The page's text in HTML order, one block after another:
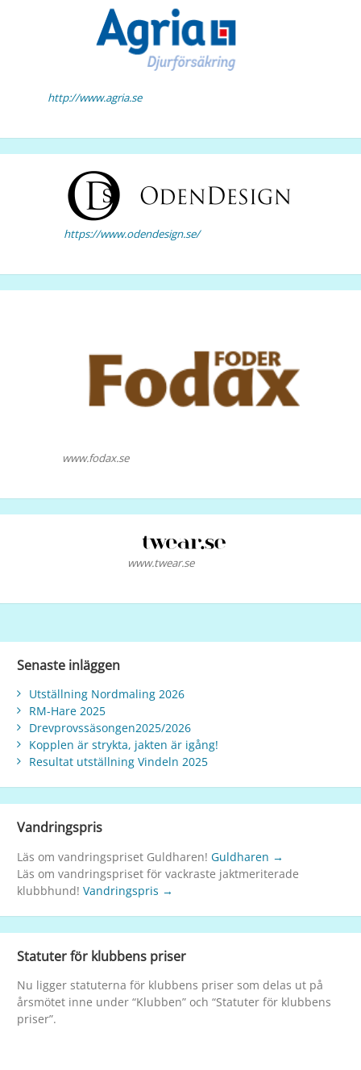
http://www.agria.se
https://www.odendesign.se/
www.fodax.se
www.twear.se
Senaste inläggen
Utställning Nordmaling 2026
RM-Hare 2025
Drevprovssäsongen2025/2026
Kopplen är strykta, jakten är igång!
Resultat utställning Vindeln 2025
Vandringspris
Läs om vandringspriset Guldharen! Guldharen →
Läs om vandringspriset för vackraste jaktmeriterade
klubbhund! Vandringspris →
Statuter för klubbens priser
Nu ligger statuterna för klubbens priser som delas ut på
årsmötet inne under “Klubben” och “Statuter för klubbens
priser”.